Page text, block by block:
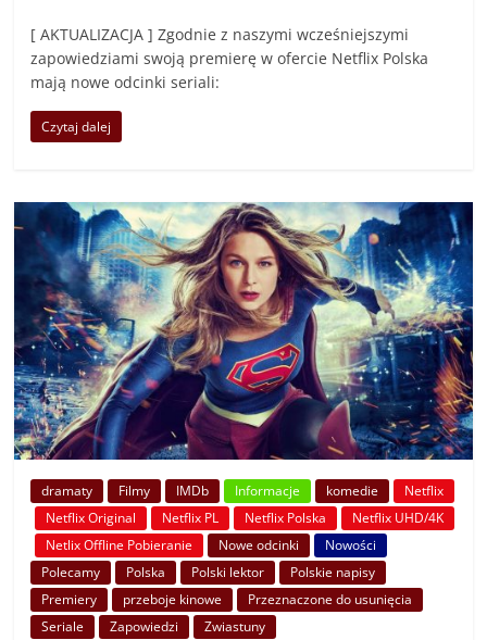
[ AKTUALIZACJA ] Zgodnie z naszymi wcześniejszymi
zapowiedziami swoją premierę w ofercie Netflix Polska
mają nowe odcinki seriali:
Czytaj dalej
dramaty Filmy IMDb Informacje komedie
Netflix
Netflix Original
Netflix PL Netflix Polska
Netflix UHD/4K
Netlix Offline Pobieranie
Nowe odcinki
Nowości
Polecamy
Polska Polski lektor
Polskie napisy
Premiery
przeboje kinowe
Przeznaczone do usunięcia
Seriale
Zapowiedzi Zwiastuny